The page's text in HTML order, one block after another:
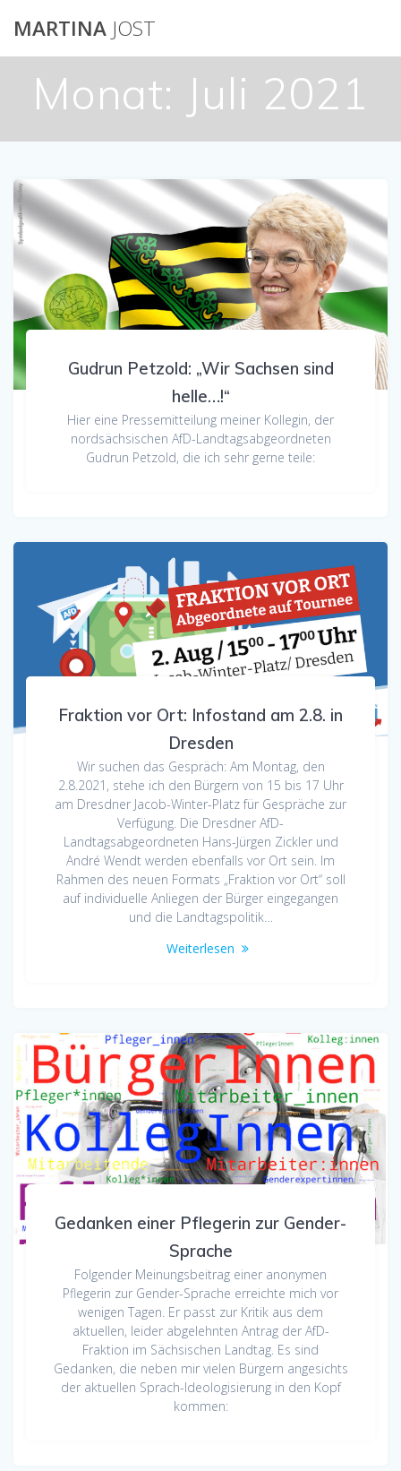
MARTINA JOST
Monat: Juli 2021
Gudrun Petzold: „Wir Sachsen sind
helle…!“
Hier eine Pressemitteilung meiner Kollegin, der
nordsächsischen AfD-Landtagsabgeordneten
Gudrun Petzold, die ich sehr gerne teile:
Fraktion vor Ort: Infostand am 2.8. in
Dresden
Wir suchen das Gespräch: Am Montag, den
2.8.2021, stehe ich den Bürgern von 15 bis 17 Uhr
am Dresdner Jacob-Winter-Platz für Gespräche zur
Verfügung. Die Dresdner AfD-
Landtagsabgeordneten Hans-Jürgen Zickler und
André Wendt werden ebenfalls vor Ort sein. Im
Rahmen des neuen Formats „Fraktion vor Ort“ soll
auf individuelle Anliegen der Bürger eingegangen
und die Landtagspolitik…
Weiterlesen
Gedanken einer Pflegerin zur Gender-
Sprache
Folgender Meinungsbeitrag einer anonymen
Pflegerin zur Gender-Sprache erreichte mich vor
wenigen Tagen. Er passt zur Kritik aus dem
aktuellen, leider abgelehnten Antrag der AfD-
Fraktion im Sächsischen Landtag. Es sind
Gedanken, die neben mir vielen Bürgern angesichts
der aktuellen Sprach-Ideologisierung in den Kopf
kommen: